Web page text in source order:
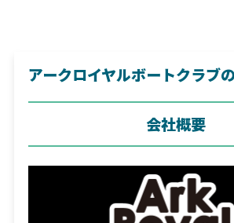
アークロイヤルボートクラブ
会社概要